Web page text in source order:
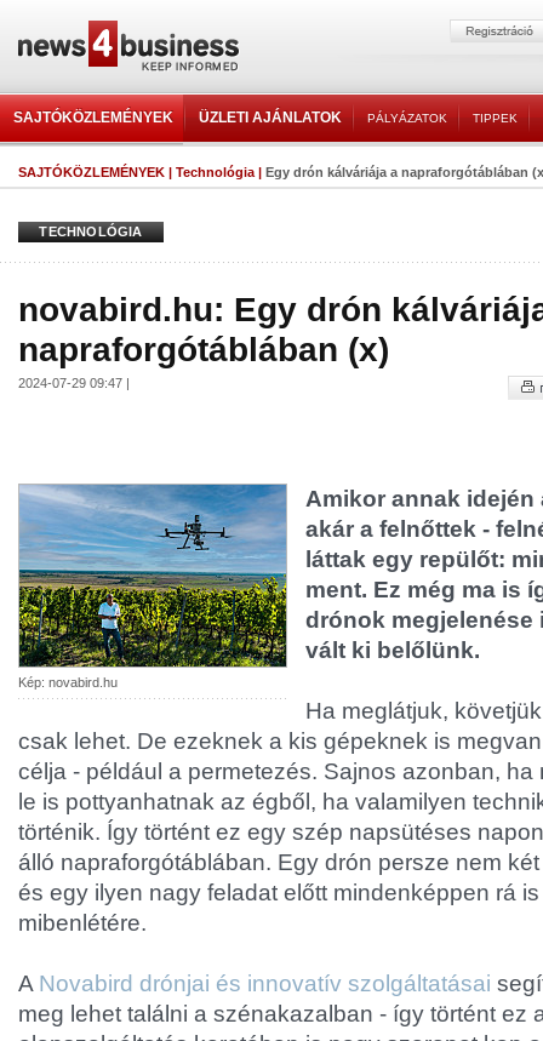
SAJTÓKÖZLEMÉNYEK ÜZLETI AJÁNLATOK PÁLYÁZATOK TIPPEK
SAJTÓKÖZLEMÉNYEK | Technológia | Egy drón kálváriája a napraforgótáblában
TECHNOLÓGIA
novabird.hu: Egy drón
napraforgótáblában (x)
2024-07-29 09:47 |
Kép: novabird.hu
Amikor annak idején
akár a felnőttek -
láttak egy repülőt:
ment. Ez még ma is
drónok megjelenése
vált ki belőlünk.
Ha meglátjuk,
csak lehet. De ezeknek a kis gépeknek is
célja - például a permetezés. Sajnos azonban, ha
le is pottyanhatnak az égből, ha valamilyen
történik. Így történt ez egy szép napsütéses
álló napraforgótáblában. Egy drón persze nem
és egy ilyen nagy feladat előtt mindenképpen rá
mibenlétére.
A Novabird drónjai és innovatív szolgáltatásai
meg lehet találni a szénakazalban - így történt ez